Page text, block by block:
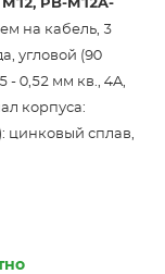
PB-M12A-
на кабель, 3
угловой (90
- 0,52 мм кв., 4A,
корпуса:
цинковый сплав,